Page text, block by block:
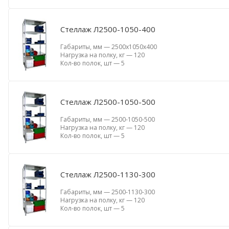
Стеллаж Л2500-1050-400
Габариты, мм —2500х1050х400
Нагрузка на полку, кг— 120
Кол-во полок, шт—5
Стеллаж Л2500-1050-500
Габариты, мм —2500-1050-500
Нагрузка на полку, кг— 120
Кол-во полок, шт—5
Стеллаж Л2500-1130-300
Габариты, мм —2500-1130-300
Нагрузка на полку, кг— 120
Кол-во полок, шт—5